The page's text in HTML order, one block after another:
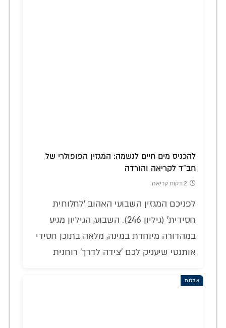
להכניס מים חיים לנשמה: המגזין הפופולרי של
חב"ד לקריאה והורדה
2 דקות קריאה
לפניכם המגזין השבועי האהוב 'לחלוחית
חסידית' (גיליון 246). השבוע, הגיליון מגיע
במהדורה מיוחדת במינה, מלאה בתוכן חסידי
אותנטי שיעניק לכם 'צידה לדרך' רוחנית
אבלות